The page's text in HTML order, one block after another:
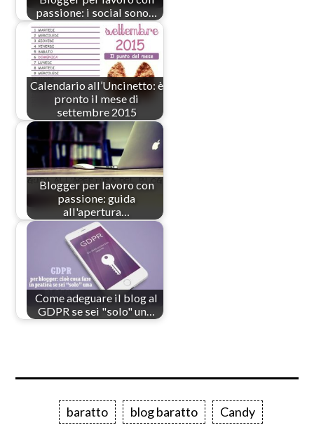
passione: i social sono…
Calendario all’Uncinetto: è
pronto il mese di
settembre 2015
Blogger per lavoro con
passione: guida
all'apertura…
Come adeguare il blog al
GDPR se sei "solo" un…
baratto blog baratto
Candy